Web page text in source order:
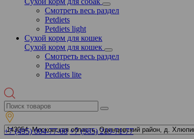
Смотреть весь раздел
Petdiets
Petdiets light
Сухой корм для кошек
Сухой корм для кошек
Смотреть весь раздел
Petdiets
Petdiets lite
+7 (495) 004-77-00 +7 (985) 219-71-77